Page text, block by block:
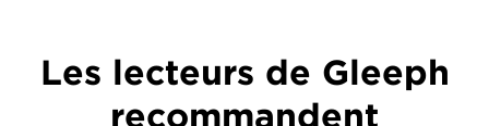
Les lecteurs de Gleeph
recommandent